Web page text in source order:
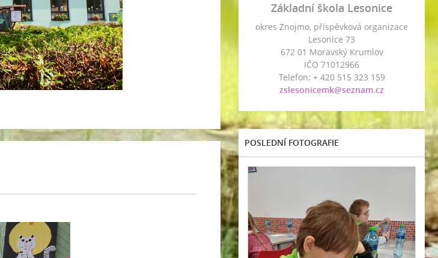
Základní škola Lesonice
okres Znojmo, příspěvková organizace
Lesonice 73
672 01 Moravský Krumlov
IČO 71012966
Telefon: + 420 515 323 159
zslesonicemk@seznam.cz
POSLEDNÍ FOTOGRAFIE